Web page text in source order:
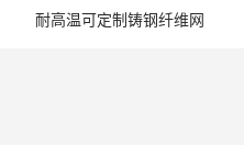
铸造用挡渣棉可定制耐